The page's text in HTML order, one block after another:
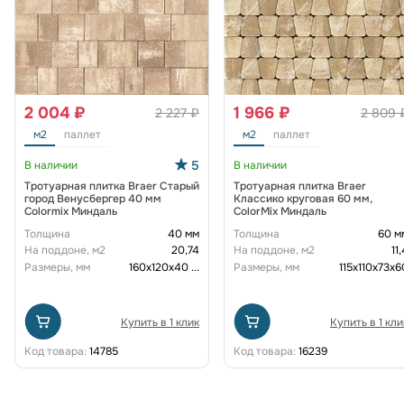
2 227 ₽
2 004 ₽
м2 паллет
В наличии 5
Тротуарная плитка Braer Старый
город Венусбергер 40 мм
Colormix Миндаль
Толщина
40 мм
На поддоне, м2
20,74
Размеры, мм
160х120х40...
Купить в 1 клик
Код товара: 14785
2 809
1 966 ₽
м2 паллет
В наличии
Тротуарная плитка Braer
Классико круговая 60 мм,
ColorMix Миндаль
Толщина
60
На поддоне, м2
Размеры, мм
Купить в 1
Код товара: 16239